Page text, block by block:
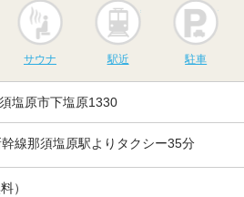
サウナ
サウナ 駅近 駐車
塩原市下塩原1330
線那須塩原駅よりタクシー35分
）